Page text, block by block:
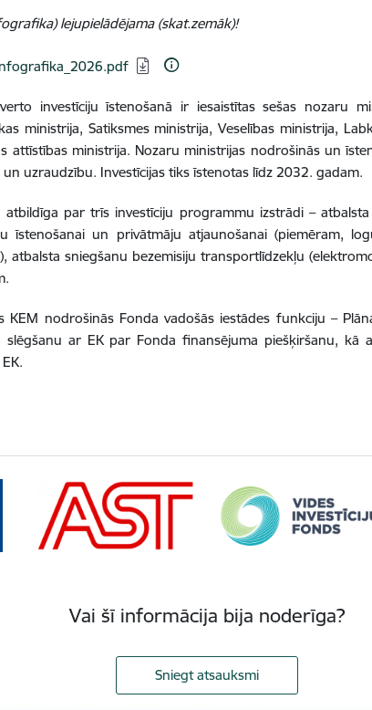
lejupielādējama (skat.zemāk)!
investīciju īstenošanā ir iesaistītas sešas nozaru
ministrija, Satiksmes ministrija, Veselības ministrija,
attīstības ministrija. Nozaru ministrijas nodrošinās un
un uzraudzību. Investīcijas tiks īstenotas līdz 2032. gadam.
atbildīga par trīs investīciju programmu izstrādi –
īstenošanai un privātmāju atjaunošanai (piemēram,
atbalsta sniegšanu bezemisiju transportlīdzekļu
KEM nodrošinās Fonda vadošās iestādes funkciju –
slēgšanu ar EK par Fonda finansējuma piešķiršanu, kā
Vai šī informācija bija noderīga?
Sniegt atsauksmi